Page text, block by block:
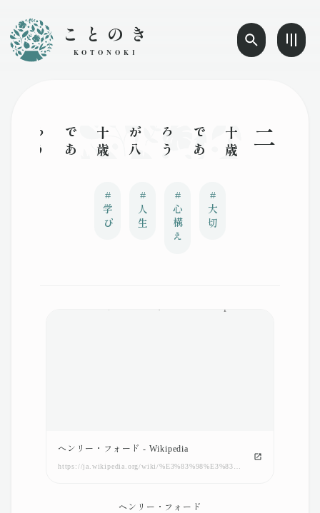
ことのき
KOTONOKI
二十
歳
で
あ
ろ
う
が
八
十
歳
で
あ
ろ
う
が
、
学
ぶ
こ
と
を
を
や
め
た
者
は
老
人
で
ある
。
学
び
続
け
る
者
は
い
つ
ま
で
も
若い
。
人
生
で
一
番
大
切
な
こ
と
は
、
若
い
精
神
を
持
ち
続
け
る
こ
と
だ
#
学び
#
人生
#
心構え
#
大切
ヘンリー・フォード - Wikipedia
ヘンリー・フォード